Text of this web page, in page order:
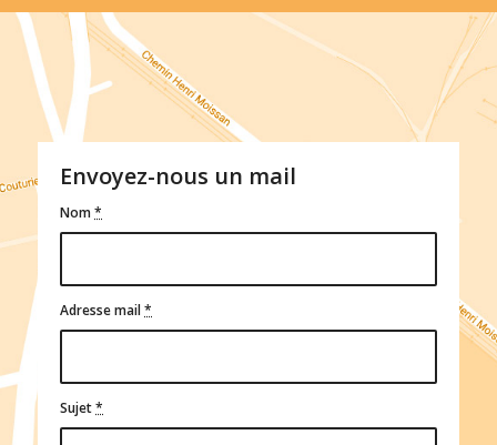
Envoyez-nous un mail
Nom*
Adresse mail*
Sujet*